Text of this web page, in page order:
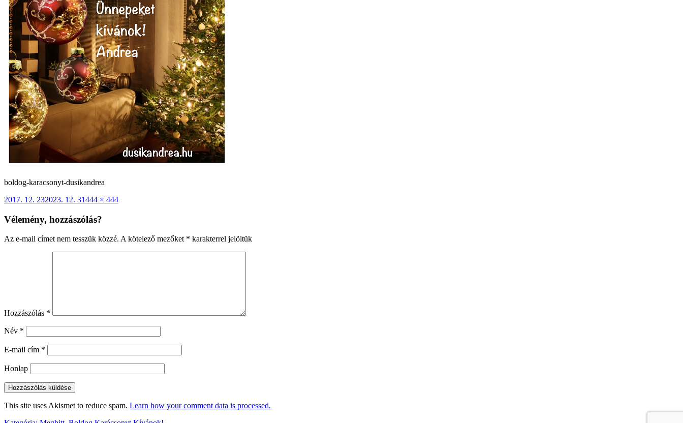
boldog-karacsonyt-dusikandrea
Közzétéve
2017. 12. 232023. 12. 31Teljes
444 × 444
Vélemény, hozzászólás?
Az e-mail címet nem tesszük közzé. A kötelező mezőket * karakterrel jelöltük
Hozzászólás *
Név *
E-mail cím *
Honlap
This site uses Akismet to reduce spam. Learn how your comment data is processed.